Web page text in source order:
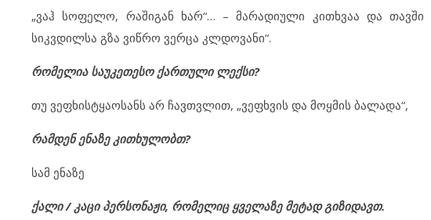
„ვაჰ სოფელო, რაშიგან ხარ“… – მარადიული კითხვაა და თავში
სიკვდილსა გზა ვიწრო ვერცა კლდოვანი“.
რომელია საუკეთესო ქართული ლექსი?
თუ ვეფხისტყაოსანს არ ჩავთვლით, „ვეფხვის და მოყმის ბალადა“,
რამდენ ენაზე კითხულობთ?
სამ ენაზე
ქალი / კაცი პერსონაჟი, რომელიც ყველაზე მეტად გიზიდავთ.